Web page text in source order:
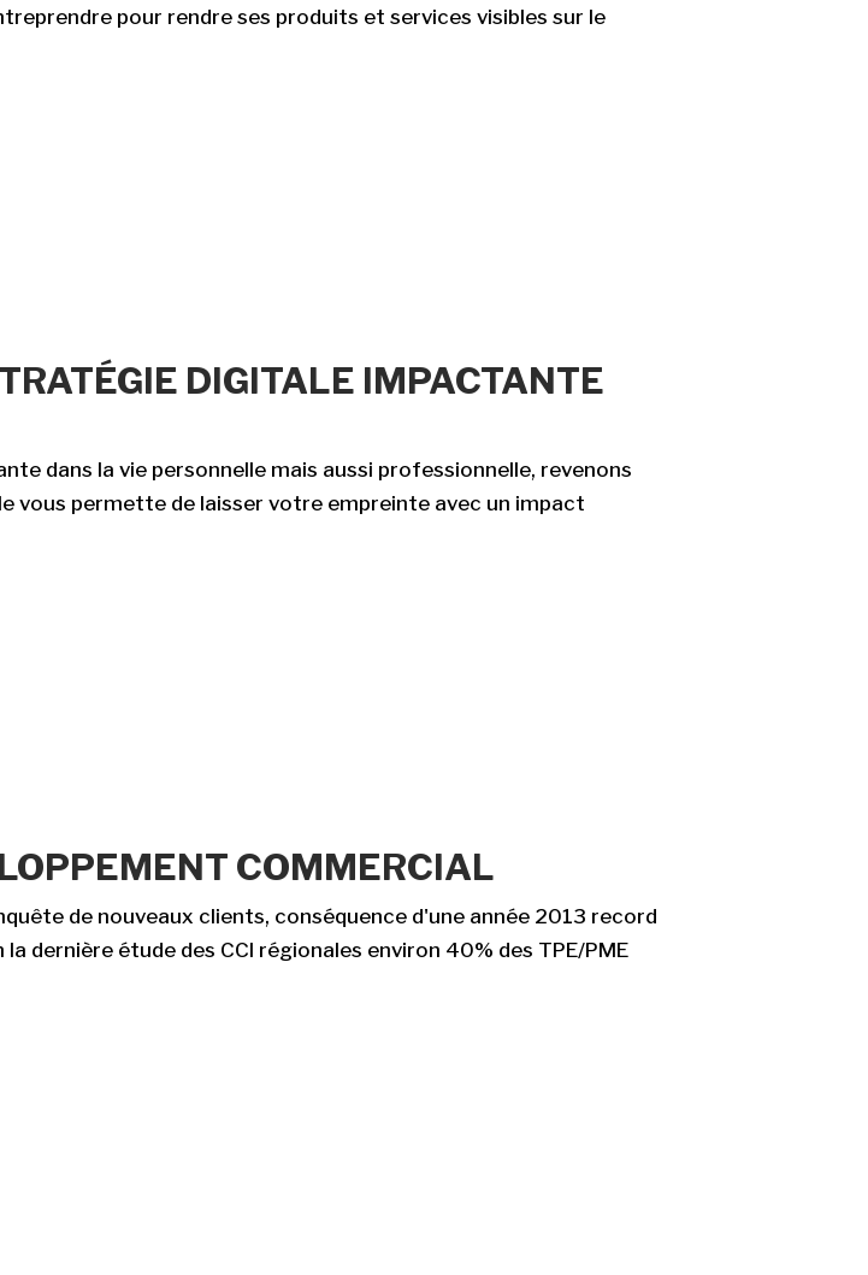
pour rendre ses produits et services visibles sur le
DIGITALE IMPACTANTE
dans la vie personnelle mais aussi professionnelle, revenons
vous permette de laisser votre empreinte avec un impact
COMMERCIAL
de nouveaux clients, conséquence d'une année 2013 record
dernière étude des CCI régionales environ 40% des TPE/PME